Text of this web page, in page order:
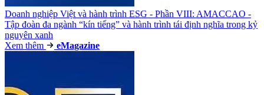
Doanh nghiệp Việt và hành trình ESG - Phần VIII: AMACCAO -
Tập đoàn đa ngành “kín tiếng” và hành trình tái định nghĩa trong kỷ
nguyên xanh
Xem thêm
eMagazine